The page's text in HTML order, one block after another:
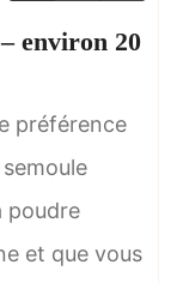
environ 20
préférence
poudre
et que vous